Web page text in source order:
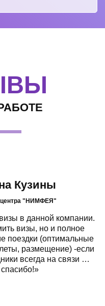
Кузины
центра "НИМФЕЯ"
в данной компании.
визы, но и полное
поездки (оптимальные
размещение) -если
всегда на связи …